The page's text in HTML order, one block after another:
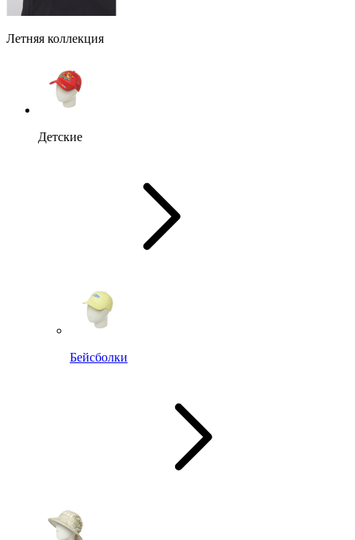
Летняя коллекция
Детские
Бейсболки